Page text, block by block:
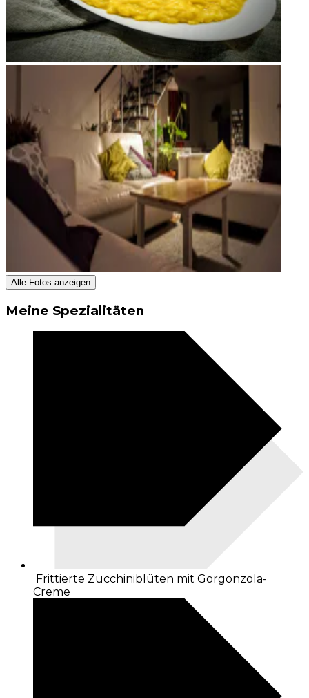
Alle Fotos anzeigen
Meine Spezialitäten
Frittierte Zucchiniblüten mit Gorgonzola-
Creme